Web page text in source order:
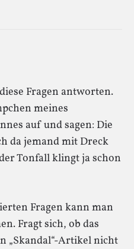
Fragen antworten.
meines
auf und sagen: Die
da jemand mit Dreck
Tonfall klingt ja schon
Fragen kann man
Fragt sich, ob das
„Skandal“-Artikel nicht